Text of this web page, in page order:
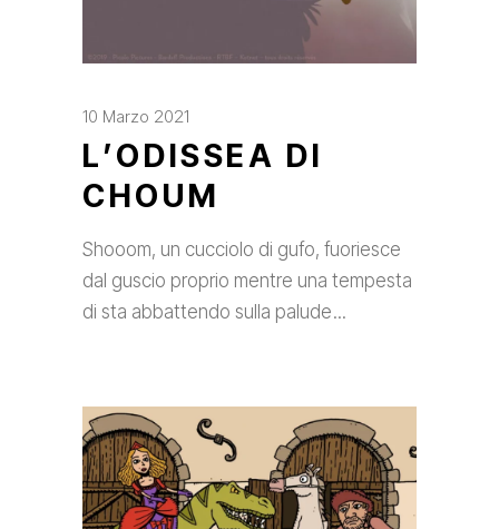
10 Marzo 2021
L’ODISSEA DI
CHOUM
Shooom, un cucciolo di gufo, fuoriesce
dal guscio proprio mentre una tempesta
di sta abbattendo sulla palude